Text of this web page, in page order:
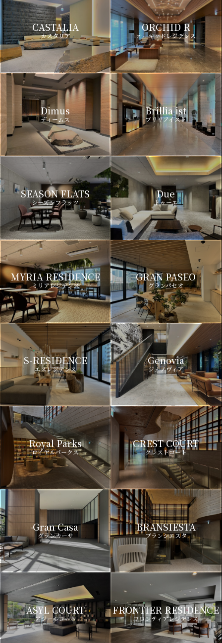
CASTALIA
カスタリア
ORCHID R
オーキッドレジデンス
Dimus
ディームス
Brillia ist
ブリリアイスト
SEASON FLATS
シーズンフラッツ
Due
ドゥーエ
MYRIA RESIDENCE
ミリアレジデンス
GRAN PASEO
グランパセオ
S-RESIDENCE
エスレジデンス
Genovia
ジェノヴィア
Royal Parks
ロイヤルパークス
CREST COURT
クレストコート
Gran Casa
グランカーサ
BRANSIESTA
ブランシエスタ
ASYL COURT
アジールコート
FRONTIER RESIDENCE
フロンティアレジデンス